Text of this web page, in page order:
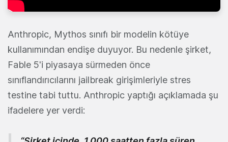
Anthropic, Mythos sınıfı bir modelin kötüye
kullanımından endişe duyuyor. Bu nedenle şirket,
Fable 5'i piyasaya sürmeden önce
sınıflandırıcılarını jailbreak girişimleriyle stres
testine tabi tuttu. Anthropic yaptığı açıklamada şu
ifadelere yer verdi: